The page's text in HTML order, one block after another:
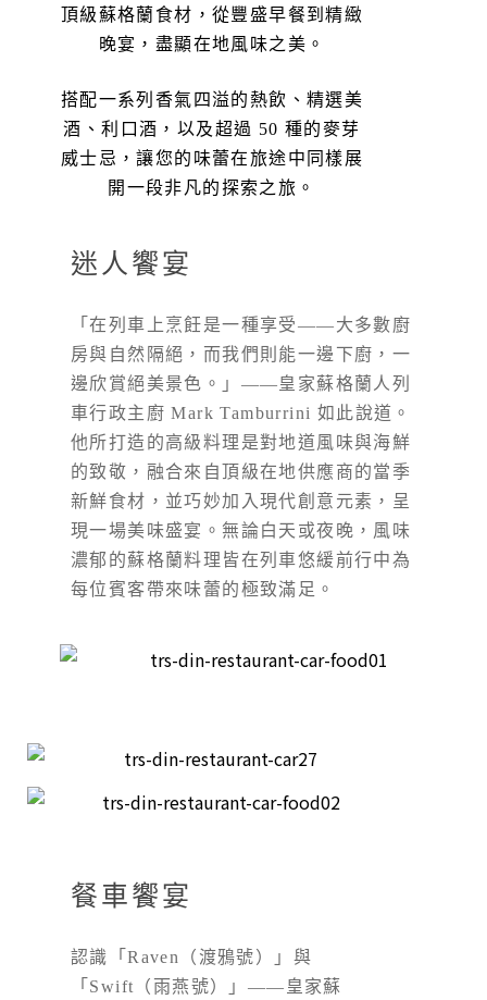
頂級蘇格蘭食材，從豐盛早餐到精緻
晚宴，盡顯在地風味之美。
搭配一系列香氣四溢的熱飲、精選美
酒、利口酒，以及超過 50 種的麥芽
威士忌，讓您的味蕾在旅途中同樣展
開一段非凡的探索之旅。
迷人饗宴
「在列車上烹飪是一種享受——大多數廚
房與自然隔絕，而我們則能一邊下廚，一
邊欣賞絕美景色。」——皇家蘇格蘭人列
車行政主廚 Mark Tamburrini 如此說道。
他所打造的高級料理是對地道風味與海鮮
的致敬，融合來自頂級在地供應商的當季
新鮮食材，並巧妙加入現代創意元素，呈
現一場美味盛宴。無論白天或夜晚，風味
濃郁的蘇格蘭料理皆在列車悠緩前行中為
每位賓客帶來味蕾的極致滿足。
餐車饗宴
認識「Raven（渡鴉號）」與
「Swift（雨燕號）」——皇家蘇